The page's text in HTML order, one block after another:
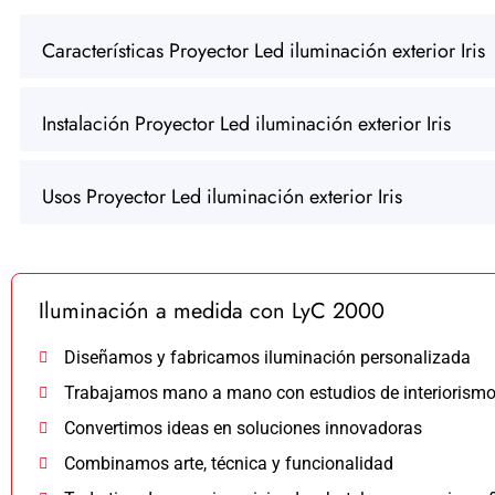
Características Proyector Led iluminación exterior Iris
Instalación Proyector Led iluminación exterior Iris
Usos Proyector Led iluminación exterior Iris
Iluminación a medida con LyC 2000
Diseñamos y fabricamos iluminación personalizada
Trabajamos mano a mano con estudios de interiorismo
Convertimos ideas en soluciones innovadoras
Combinamos arte, técnica y funcionalidad